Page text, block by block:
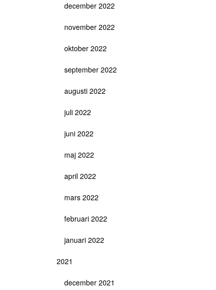
december 2022
november 2022
oktober 2022
september 2022
augusti 2022
juli 2022
juni 2022
maj 2022
april 2022
mars 2022
februari 2022
januari 2022
2021
december 2021